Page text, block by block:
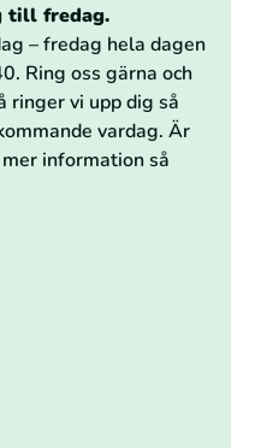
till fredag.
– fredag hela dagen
Ring oss gärna och
ringer vi upp dig så
vardag. Är
information så